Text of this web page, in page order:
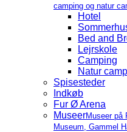
camping og natur
Hotel
Bed and
Lejrskole
Camping
Natur
Spisesteder
Indkøb
Fur Ø Arena
MuseerMuseer på
Museum, Gammel